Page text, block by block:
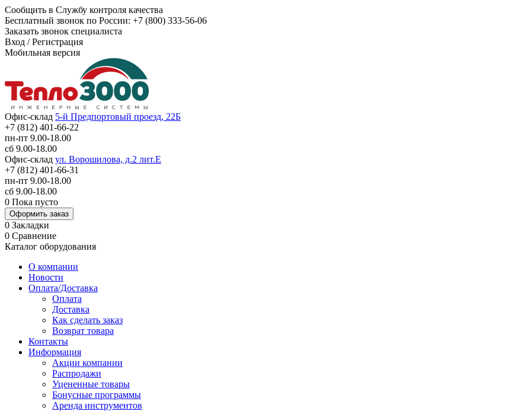
Сообщить в Службу контроля качества
Бесплатный звонок по России: +7 (800) 333-56-06
Заказать звонок специалиста
Вход /Регистрация
Мобильная версия
Офис-склад 5-й Предпортовый проезд, 22Б
+7 (812) 401-66-22
пн-пт 9.00-18.00
сб 9.00-18.00
Офис-склад ул. Ворошилова, д.2 лит.Е
+7 (812) 401-66-31
пн-пт 9.00-18.00
сб 9.00-18.00
0 Пока пусто
Оформить заказ
0 Закладки
0 Сравнение
Каталог оборудования
О компании
Новости
Оплата/Доставка
Оплата
Доставка
Как сделать заказ
Возврат товара
Контакты
Информация
Акции компании
Распродажи
Уцененные товары
Бонусные программы
Аренда инструментов